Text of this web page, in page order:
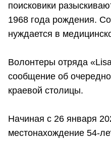
поисковики
1968 года рождения.
нуждается в
Волонтеры отряда
сообщение об
краевой столицы.
Начиная с 26 января
местонахождение 54-